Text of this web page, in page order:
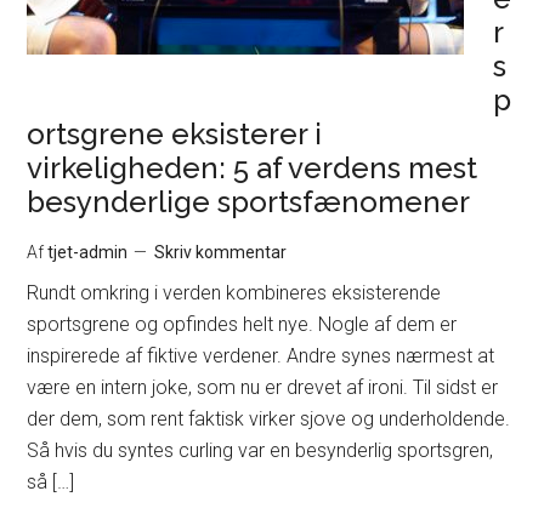
r
s
p
ortsgrene eksisterer i
virkeligheden: 5 af verdens mest
besynderlige sportsfænomener
Aftjet-admin Skriv kommentar
Rundt omkring i verden kombineres eksisterende
sportsgrene og opfindes helt nye. Nogle af dem er
inspirerede af fiktive verdener. Andre synes nærmest at
være en intern joke, som nu er drevet af ironi. Til sidst er
der dem, som rent faktisk virker sjove og underholdende.
Så hvis du syntes curling var en besynderlig sportsgren,
så […]